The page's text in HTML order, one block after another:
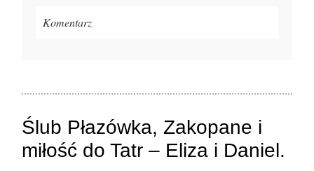
Komentarz
Ślub Płazówka, Zakopane i
miłość do Tatr – Eliza i Daniel.